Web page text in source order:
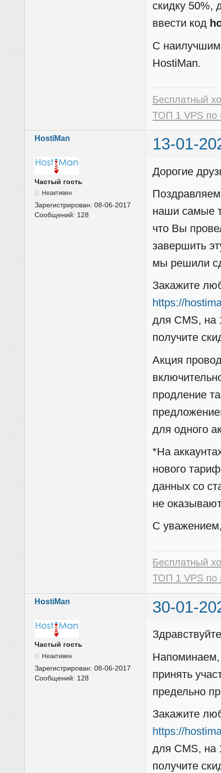
скидку 50%,
ввести код
С
HostiMan.
Бесплатный
ТОП 1 VPS по
HostiMan 13-01-
Частый гость
Неактивен
Зарегистрирован:08-06-2017
Сообщений: 128
Дорогие
наши самые
что Вы
завершить
мы решили
Закажите
https://
для CMS, на
получите
Акция
продление
для одного
*На
нового
данных со
не
C
Бесплатный
ТОП 1 VPS по
HostiMan 30-01-
Частый гость
Неактивен
Зарегистрирован:08-06-2017
Сообщений: 128
Напоминаем,
принять
предельно
Закажите
https://
для CMS, на
получите